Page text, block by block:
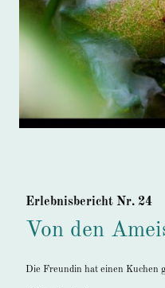
Erlebnisbericht Nr. 24
Von den
Die Freundin hat einen Kuchen